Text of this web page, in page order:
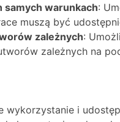
samych warunkach:
muszą być
zależnych:
zależnych na
i